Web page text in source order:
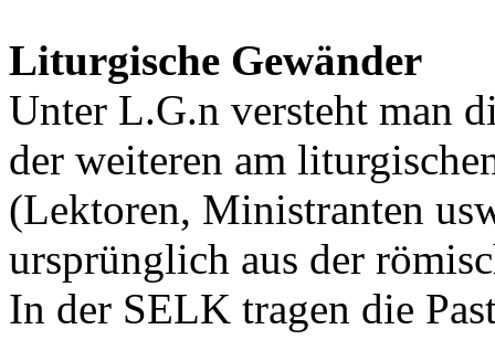
Liturgische Gewänder
Unter L.G.n versteht man
der weiteren am
(Lektoren, Ministranten
ursprünglich aus der
In der SELK tragen die